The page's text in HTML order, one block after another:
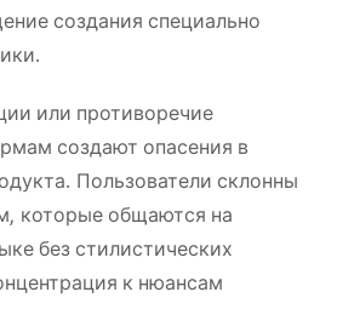
создания специально
или противоречие
создают опасения в
Пользователи склонны
которые общаются на
без стилистических
к нюансам